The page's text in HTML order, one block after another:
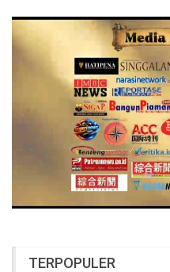
TERPOPULER